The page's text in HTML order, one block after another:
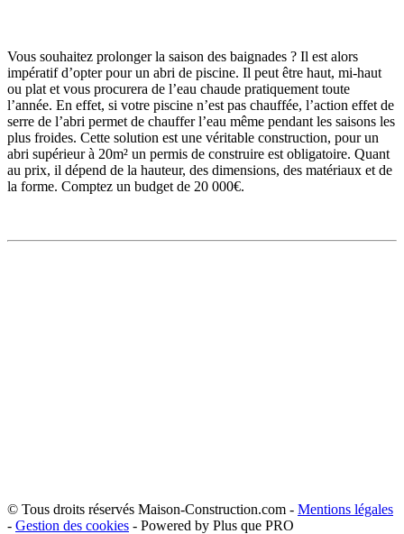
Vous souhaitez prolonger la saison des baignades ? Il est alors
impératif d’opter pour un abri de piscine. Il peut être haut, mi-haut
ou plat et vous procurera de l’eau chaude pratiquement toute
l’année. En effet, si votre piscine n’est pas chauffée, l’action effet de
serre de l’abri permet de chauffer l’eau même pendant les saisons les
plus froides. Cette solution est une véritable construction, pour un
abri supérieur à 20m² un permis de construire est obligatoire. Quant
au prix, il dépend de la hauteur, des dimensions, des matériaux et de
la forme. Comptez un budget de 20 000€.
© Tous droits réservés Maison-Construction.com - Mentions légales
- Gestion des cookies - Powered by Plus que PRO